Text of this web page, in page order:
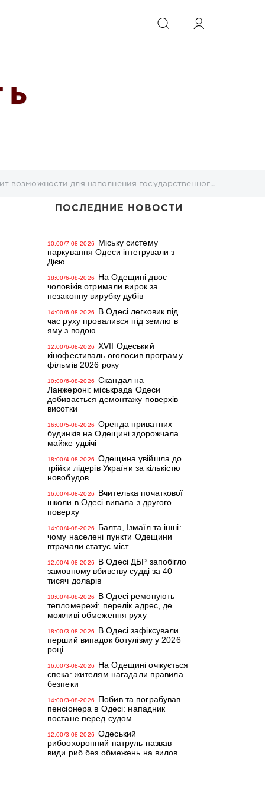
ИСКАТЬ
Ь
для наполнения государственного бюджета
ПОСЛЕДНИЕ НОВОСТИ
10:00/7-08-2026
Міську систему
паркування Одеси інтегрували з
Дією
18:00/6-08-2026
На Одещині двоє
чоловіків отримали вирок за
незаконну вирубку дубів
14:00/6-08-2026
В Одесі легковик під
час руху провалився під землю в
яму з водою
12:00/6-08-2026
XVII Одеський
кінофестиваль оголосив програму
фільмів 2026 року
10:00/6-08-2026
Скандал на
Ланжероні: міськрада Одеси
добивається демонтажу поверхів
висотки
16:00/5-08-2026
Оренда приватних
будинків на Одещині здорожчала
майже удвічі
18:00/4-08-2026
Одещина увійшла до
трійки лідерів України за кількістю
новобудов
16:00/4-08-2026
Вчителька початкової
школи в Одесі випала з другого
поверху
14:00/4-08-2026
Балта, Ізмаїл та інші:
чому населені пункти Одещини
втрачали статус міст
12:00/4-08-2026
В Одесі ДБР запобігло
замовному вбивству судді за 40
тисяч доларів
10:00/4-08-2026
В Одесі ремонують
тепломережі: перелік адрес, де
можливі обмеження руху
18:00/3-08-2026
В Одесі зафіксували
перший випадок ботулізму у 2026
році
16:00/3-08-2026
На Одещині очікується
спека: жителям нагадали правила
безпеки
14:00/3-08-2026
Побив та пограбував
пенсіонера в Одесі: нападник
постане перед судом
12:00/3-08-2026
Одеський
рибоохоронний патруль назвав
види риб без обмежень на вилов